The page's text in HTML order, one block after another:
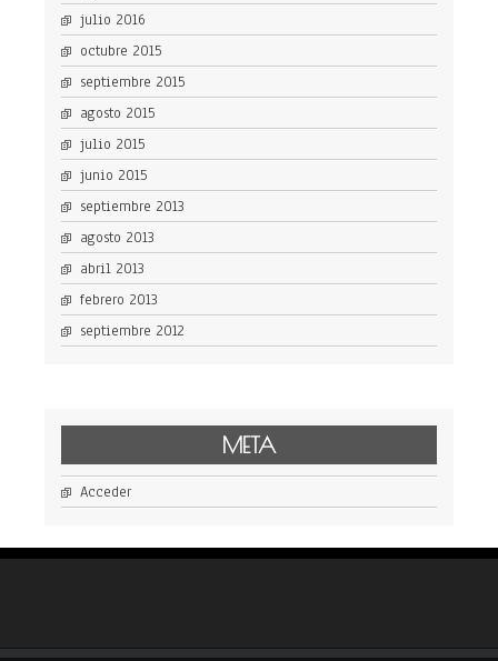
julio 2016
octubre 2015
septiembre 2015
agosto 2015
julio 2015
junio 2015
septiembre 2013
agosto 2013
abril 2013
febrero 2013
septiembre 2012
META
Acceder